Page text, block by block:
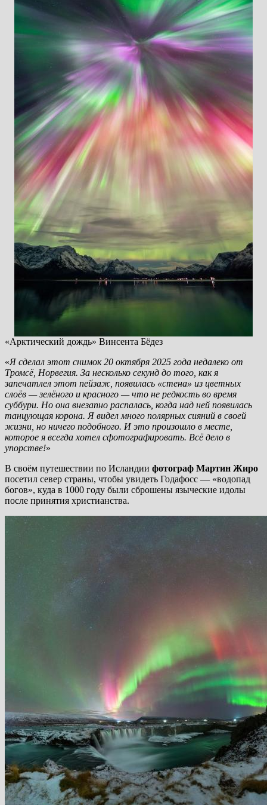
«Арктический дождь» Винсента Бёдез
«Я сделал этот снимок 20 октября 2025 года недалеко от
Тромсё, Норвегия. За несколько секунд до того, как я
запечатлел этот пейзаж, появилась «стена» из цветных
слоёв — зелёного и красного — что не редкость во время
суббури. Но она внезапно распалась, когда над ней появилась
танцующая корона. Я видел много полярных сияний в своей
жизни, но ничего подобного. И это произошло в месте,
которое я всегда хотел сфотографировать. Всё дело в
упорстве!»
В своём путешествии по Исландии фотограф Мартин Жиро
посетил север страны, чтобы увидеть Годафосс — «водопад
богов», куда в 1000 году были сброшены языческие идолы
после принятия христианства.